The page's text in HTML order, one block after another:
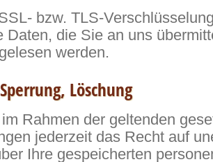
bzw. TLS-
Daten, die Sie an uns
werden.
Löschung
Rahmen der geltenden
jederzeit das Recht auf
Ihre gespeicherten